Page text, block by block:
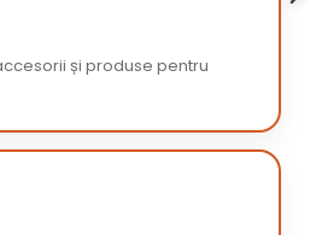
și produse pentru